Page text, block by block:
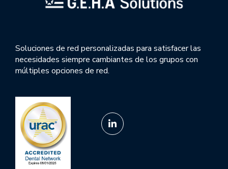
Soluciones de red personalizadas para satisfacer las
necesidades siempre cambiantes de los grupos con
múltiples opciones de red.